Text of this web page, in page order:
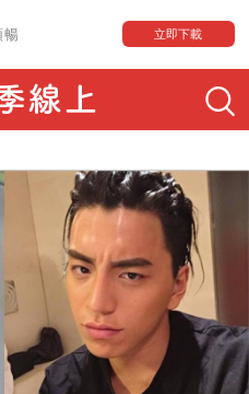
暢 立即下載